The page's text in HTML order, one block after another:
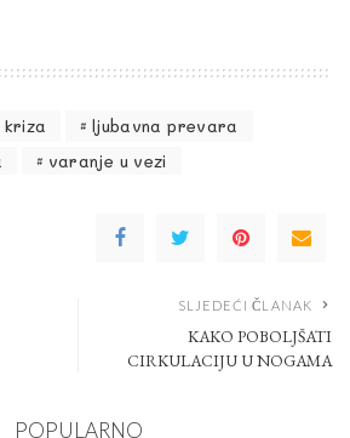
ljubavna prevara
varanje u vezi
SLJEDEĆI ČLANAK
KAKO POBOLJŠATI
CIRKULACIJU U NOGAMA
POPULARNO